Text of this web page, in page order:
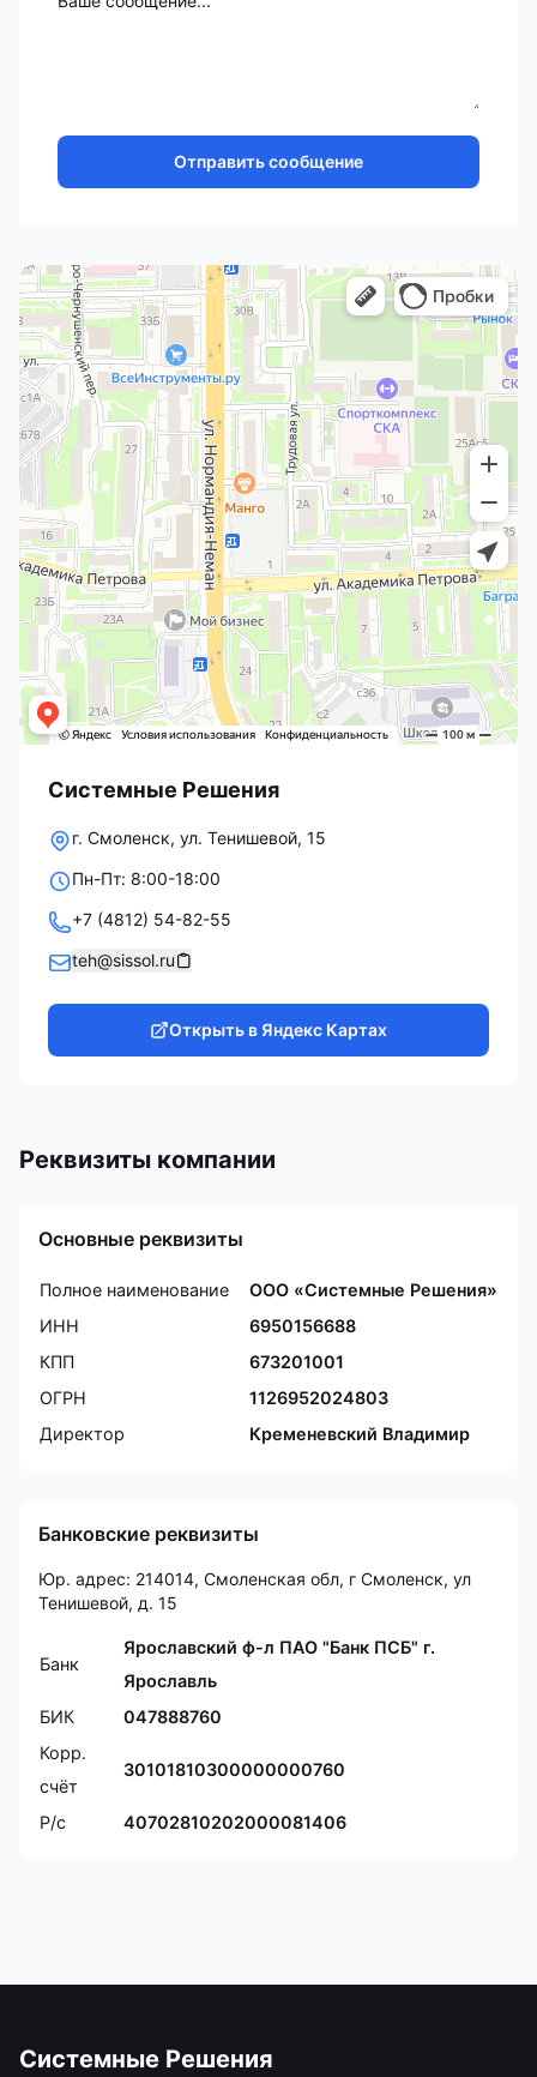
Отправить сообщение
Системные Решения
г. Смоленск, ул. Тенишевой, 15
Пн-Пт: 8:00-18:00
+7 (4812) 54-82-55
teh@sissol.ru
Открыть в Яндекс Картах
Реквизиты компании
Основные реквизиты
Полное наименование
ООО «Системные Решения»
ИНН
6950156688
КПП
673201001
ОГРН
1126952024803
Директор
Кременевский Владимир
Банковские реквизиты
Юр. адрес: 214014, Смоленская обл, г Смоленск, ул
Тенишевой, д. 15
Банк
Ярославский ф-л ПАО "Банк ПСБ" г.
Ярославль
БИК
047888760
Корр.
счёт
30101810300000000760
Р/с 40702810202000081406
Системные Решения